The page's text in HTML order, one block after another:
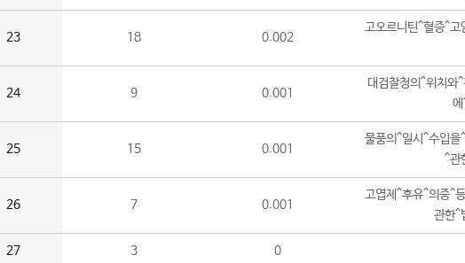
23 18 0.002
고오르니틴^혈증^고
24 9 0.001
대검찰청의^위치와
25 15 0.001
물품의^일시^수입을
^관
26 7 0.001
고엽제^후유^의증^
관한^
27 3 0